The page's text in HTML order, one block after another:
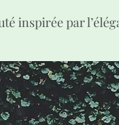
inspirée par